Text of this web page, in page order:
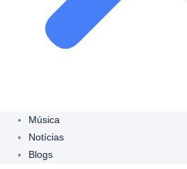
Música
Notícias
Blogs